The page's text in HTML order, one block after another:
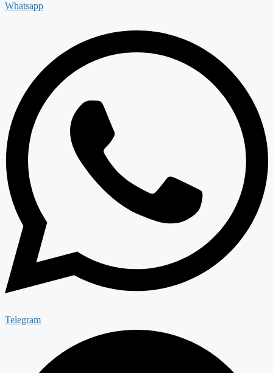
Whatsapp
Telegram